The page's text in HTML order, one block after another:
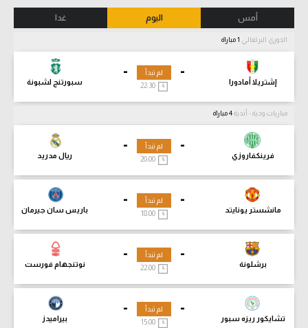
أمس اليوم غدا
الدوري البرتغالي
-
إشتريلا أمادورا
-
سبورتنج لشبونة
لم تبدأ
مباريات ودية - أندية
-
فرينكفاروزي
-
ريال مدريد
لم تبدأ
-
مانشستر يونايتد
-
باريس سان جيرمان
لم تبدأ
18:00
-
برشلونة
-
نوتنجهام فورست
لم تبدأ
-
تشايكور ريزه سبور
-
بيراميدز
لم تبدأ
15:00